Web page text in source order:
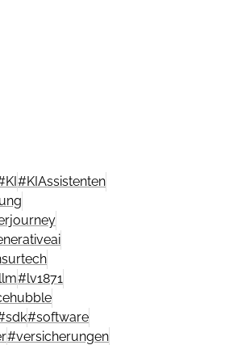
KI#KIAssistenten
llm#lv1871
sdk#software
#versicherungen